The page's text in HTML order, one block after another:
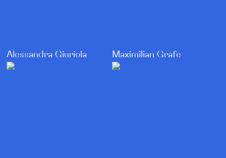
Alessandra Giuriola Maximilian Grafe